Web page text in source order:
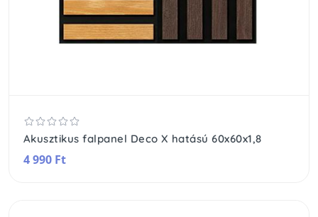
Akusztikus falpanel Deco X hatású 60x60x1,8
4 990 Ft